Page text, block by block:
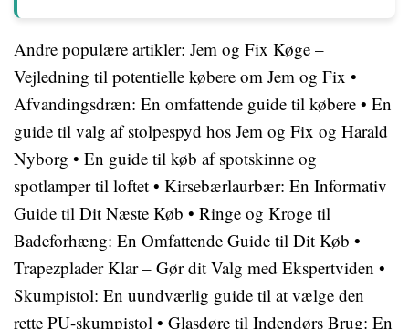
Andre populære artikler: Jem og Fix Køge –
Vejledning til potentielle købere om Jem og Fix •
Afvandingsdræn: En omfattende guide til købere • En
guide til valg af stolpespyd hos Jem og Fix og Harald
Nyborg • En guide til køb af spotskinne og
spotlamper til loftet • Kirsebærlaurbær: En Informativ
Guide til Dit Næste Køb • Ringe og Kroge til
Badeforhæng: En Omfattende Guide til Dit Køb •
Trapezplader Klar – Gør dit Valg med Ekspertviden •
Skumpistol: En uundværlig guide til at vælge den
rette PU-skumpistol • Glasdøre til Indendørs Brug: En